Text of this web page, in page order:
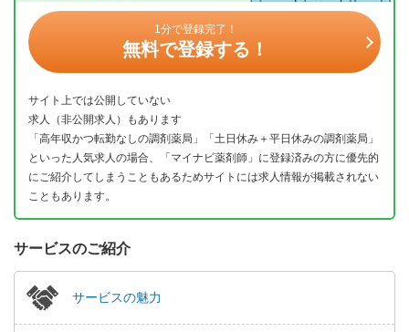
1分で登録完了！
無料で登録する！
サイト上では公開していない
求人（非公開求人）もあります
「高年収かつ転勤なしの調剤薬局」「土日休み＋平日休みの調剤薬局」
といった人気求人の場合、「マイナビ薬剤師」に登録済みの方に優先的
にご紹介してしまうこともあるためサイトには求人情報が掲載されない
こともあります。
サービスのご紹介
サービスの魅力